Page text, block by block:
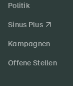
Politik
Sinus Plus
Kampagnen
Offene Stellen